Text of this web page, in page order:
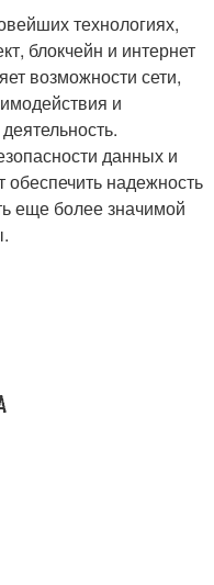
технологиях,
блокчейн и интернет
возможности сети,
и
данных и
надежность
еще более значимой